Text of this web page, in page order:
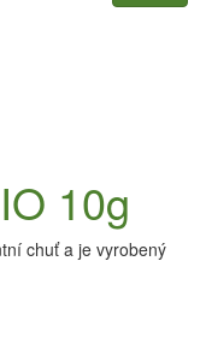
10g
chuť a je vyrobený